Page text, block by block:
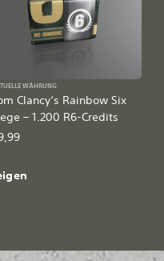
Clancy‘s Rainbow Six
– 1.200 R6-Credits
WÄHRUNG